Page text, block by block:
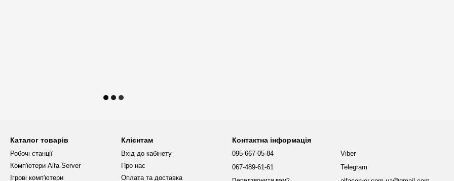
Каталог товарів
Робочі станції
Комп'ютери Alfa Server
Ігрові комп'ютери
Клієнтам
Вхід до кабінету
Про нас
Оплата та доставка
Контактна інформація
095-667-05-84
067-489-61-61
Viber
Telegram